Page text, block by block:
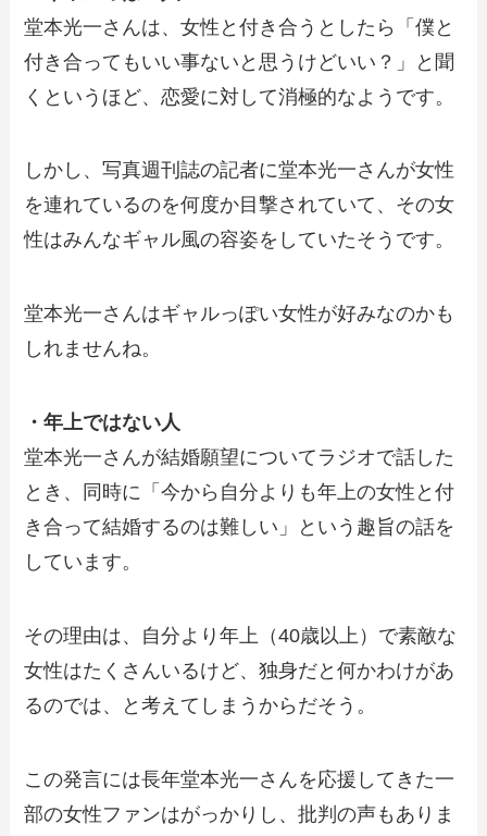
堂本光一さんは、女性と付き合うとしたら「僕と
付き合ってもいい事ないと思うけどいい？」と聞
くというほど、恋愛に対して消極的なようです。
しかし、写真週刊誌の記者に堂本光一さんが女性
を連れているのを何度か目撃されていて、その女
性はみんなギャル風の容姿をしていたそうです。
堂本光一さんはギャルっぽい女性が好みなのかも
しれませんね。
・年上ではない人
堂本光一さんが結婚願望についてラジオで話した
とき、同時に「今から自分よりも年上の女性と付
き合って結婚するのは難しい」という趣旨の話を
しています。
その理由は、自分より年上（40歳以上）で素敵な
女性はたくさんいるけど、独身だと何かわけがあ
るのでは、と考えてしまうからだそう。
この発言には長年堂本光一さんを応援してきた一
部の女性ファンはがっかりし、批判の声もありま